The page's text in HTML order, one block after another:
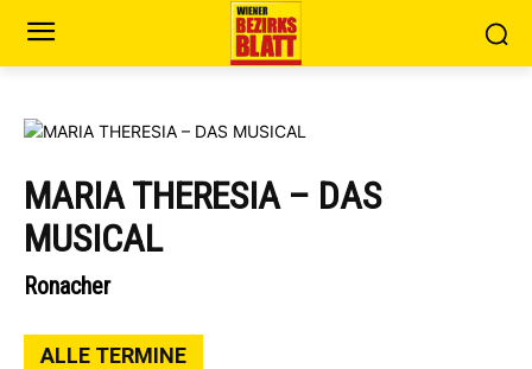
MARIA THERESIA – DAS
MUSICAL
Ronacher
ALLE TERMINE